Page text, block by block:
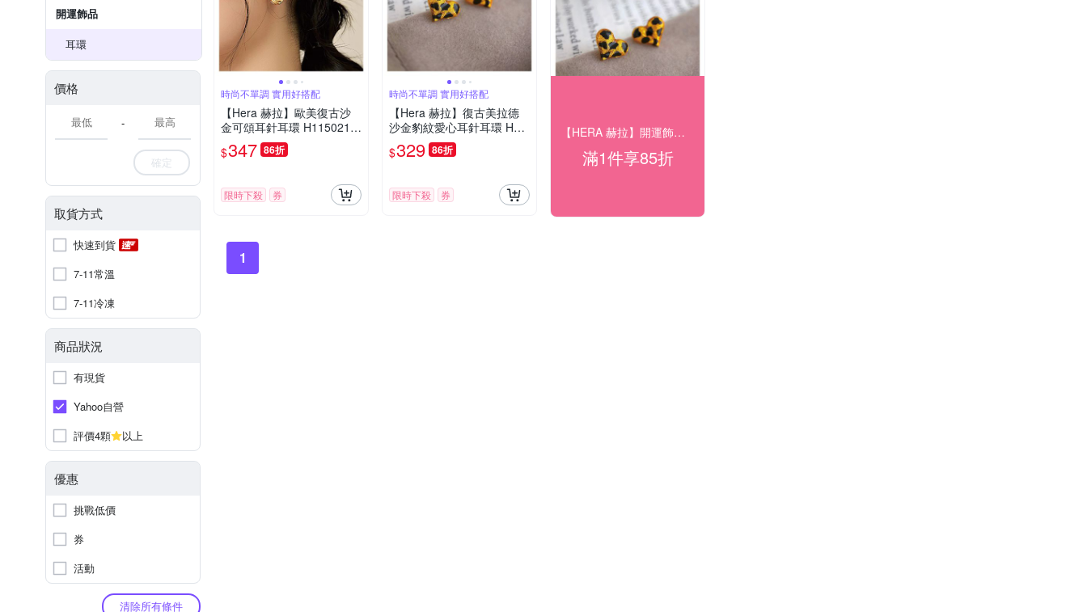
開運飾品
耳環
價格
-
確定
取貨方式
快速到貨
7-11常溫
7-11冷凍
商品狀況
有現貨
Yahoo自營
評價4顆
以上
優惠
挑戰低價
券
活動
清除所有條件
時尚不單調 實用好搭配
【Hera 赫拉】歐美復古沙
金可頌耳針耳環 H1150215
02
$347 86折
限時下殺 券
時尚不單調 實用好搭配
【Hera 赫拉】復古美拉德
沙金豹紋愛心耳針耳環 H11
5021501
$329 86折
限時下殺 券
【HERA 赫拉】開運飾品享85折
滿1件享85折
1